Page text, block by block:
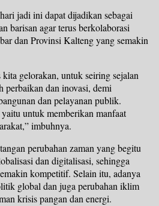
jadi ini dapat dijadikan sebagai
barisan agar terus berkolaborasi
dan Provinsi Kalteng yang semakin
gelorakan, untuk seiring sejalan
perbaikan dan inovasi, demi
dan pelayanan publik.
untuk memberikan manfaat
imbuhnya.
perubahan zaman yang begitu
dan digitalisasi, sehingga
kompetitif. Selain itu, adanya
global dan juga perubahan iklim
krisis pangan dan energi.